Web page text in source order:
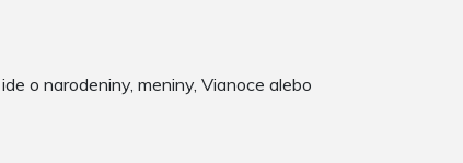
o narodeniny, meniny, Vianoce alebo